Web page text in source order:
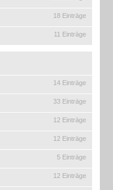
18 Einträge
11 Einträge
14 Einträge
33 Einträge
12 Einträge
12 Einträge
5 Einträge
12 Einträge